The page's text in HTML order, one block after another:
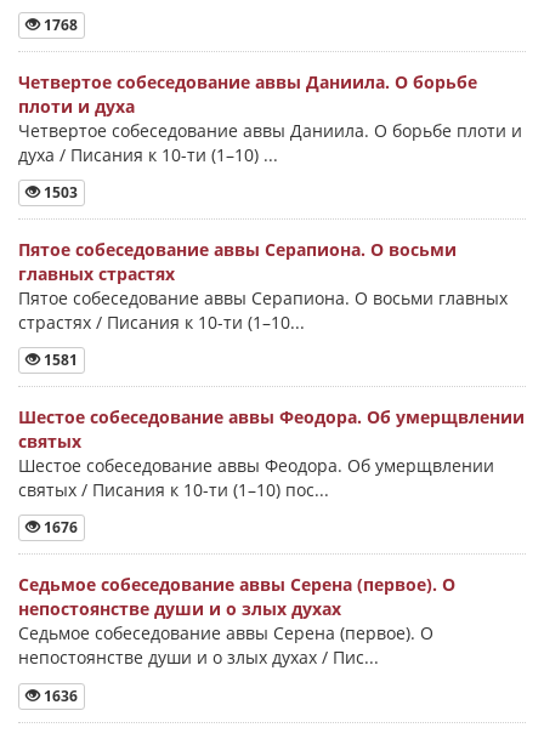
1768
Четвертое собеседование аввы Даниила. О борьбе
плоти и духа
Четвертое собеседование аввы Даниила. О борьбе плоти и
духа / Писания к 10-ти (1–10) ...
1503
Пятое собеседование аввы Серапиона. О восьми
главных страстях
Пятое собеседование аввы Серапиона. О восьми главных
страстях / Писания к 10-ти (1–10...
1581
Шестое собеседование аввы Феодора. Об умерщвлении
святых
Шестое собеседование аввы Феодора. Об умерщвлении
святых / Писания к 10-ти (1–10) пос...
1676
Седьмое собеседование аввы Серена (первое). О
непостоянстве души и о злых духах
Седьмое собеседование аввы Серена (первое). О
непостоянстве души и о злых духах / Пис...
1636